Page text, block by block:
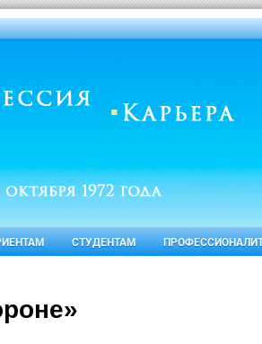
СТУДЕНТАМ